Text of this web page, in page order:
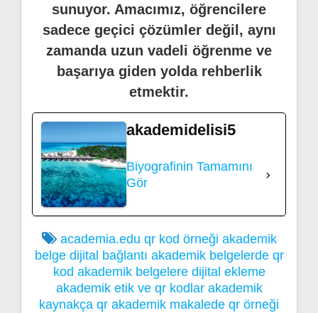
sunuyor. Amacımız, öğrencilere
sadece geçici çözümler değil, aynı
zamanda uzun vadeli öğrenme ve
başarıya giden yolda rehberlik
etmektir.
akademidelisi5
Biyografinin Tamamını
Gör
academia.edu qr kod örneği akademik
belge dijital bağlantı akademik belgelerde qr
kod akademik belgelere dijital ekleme
akademik etik ve qr kodlar akademik
kaynakça qr akademik makalede qr örneği